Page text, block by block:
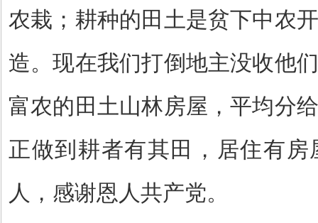
农栽；耕种的田土是贫下中农
造。现在我们打倒地主没收他
富农的田土山林房屋，平均分
正做到耕者有其田，居住有
人，感谢恩人共产党。